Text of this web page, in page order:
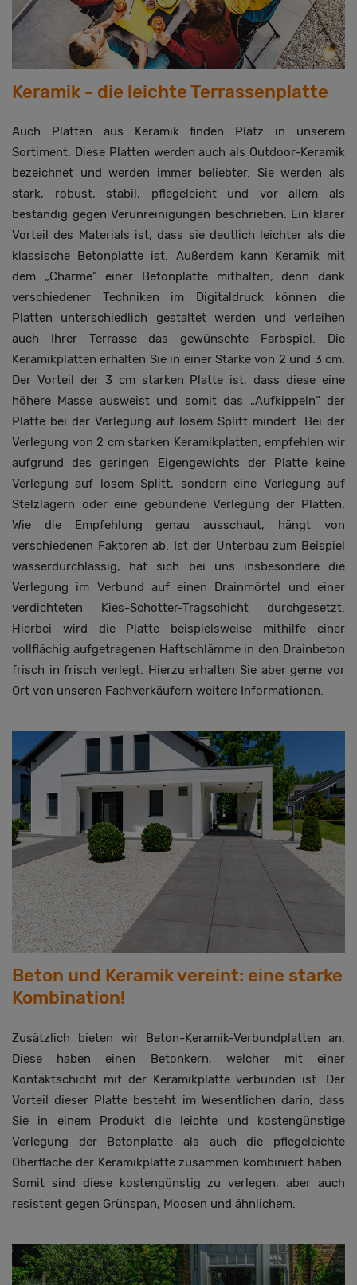
Keramik - die leichte Terrassenplatte
Auch Platten aus Keramik finden Platz in unserem
Sortiment. Diese Platten werden auch als Outdoor-Keramik
bezeichnet und werden immer beliebter. Sie werden als
stark, robust, stabil, pflegeleicht und vor allem als
beständig gegen Verunreinigungen beschrieben. Ein klarer
Vorteil des Materials ist, dass sie deutlich leichter als die
klassische Betonplatte ist. Außerdem kann Keramik mit
dem „Charme“ einer Betonplatte mithalten, denn dank
verschiedener Techniken im Digitaldruck können die
Platten unterschiedlich gestaltet werden und verleihen
auch Ihrer Terrasse das gewünschte Farbspiel. Die
Keramikplatten erhalten Sie in einer Stärke von 2 und 3 cm.
Der Vorteil der 3 cm starken Platte ist, dass diese eine
höhere Masse ausweist und somit das „Aufkippeln“ der
Platte bei der Verlegung auf losem Splitt mindert. Bei der
Verlegung von 2 cm starken Keramikplatten, empfehlen wir
aufgrund des geringen Eigengewichts der Platte keine
Verlegung auf losem Splitt, sondern eine Verlegung auf
Stelzlagern oder eine gebundene Verlegung der Platten.
Wie die Empfehlung genau ausschaut, hängt von
verschiedenen Faktoren ab. Ist der Unterbau zum Beispiel
wasserdurchlässig, hat sich bei uns insbesondere die
Verlegung im Verbund auf einen Drainmörtel und einer
verdichteten Kies-Schotter-Tragschicht durchgesetzt.
Hierbei wird die Platte beispielsweise mithilfe einer
vollflächig aufgetragenen Haftschlämme in den Drainbeton
frisch in frisch verlegt. Hierzu erhalten Sie aber gerne vor
Ort von unseren Fachverkäufern weitere Informationen.
Beton und Keramik vereint: eine starke
Kombination!
Zusätzlich bieten wir Beton-Keramik-Verbundplatten an.
Diese haben einen Betonkern, welcher mit einer
Kontaktschicht mit der Keramikplatte verbunden ist. Der
Vorteil dieser Platte besteht im Wesentlichen darin, dass
Sie in einem Produkt die leichte und kostengünstige
Verlegung der Betonplatte als auch die pflegeleichte
Oberfläche der Keramikplatte zusammen kombiniert haben.
Somit sind diese kostengünstig zu verlegen, aber auch
resistent gegen Grünspan, Moosen und ähnlichem.